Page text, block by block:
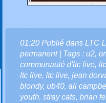
01:20 Publié dans LTC
permanent| Tags : u2,
communauté d'ltc live,
ltc live, ltc live, jean
blondy, ub40, ali
youth, stray cats, brian